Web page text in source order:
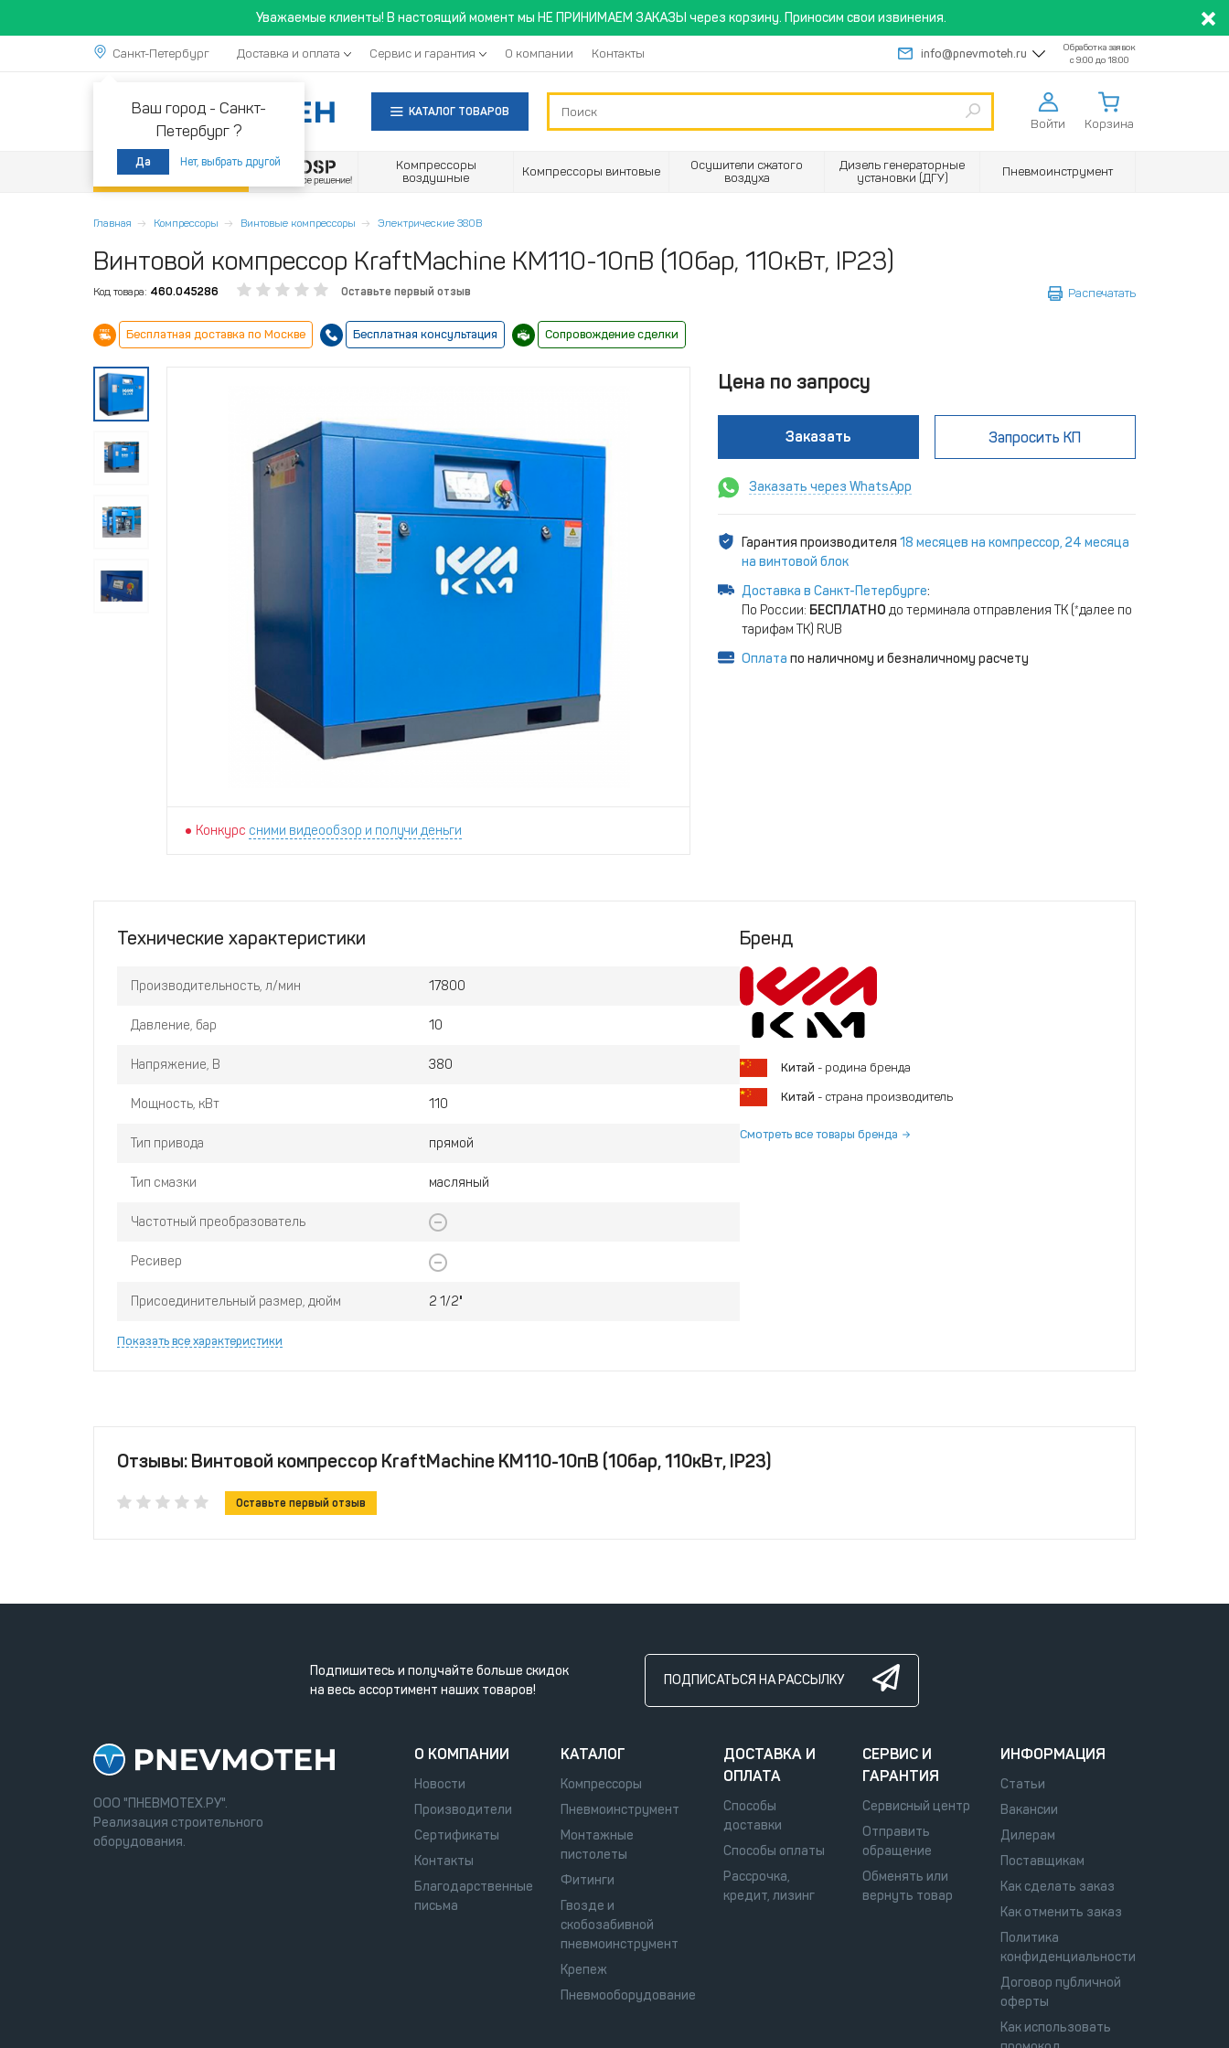
Уважаемые клиенты! В настоящий момент мы НЕ ПРИНИМАЕМ ЗАКАЗЫ через корзину. Приносим свои извинения.
Санкт-Петербург
Ваш город - Санкт-
Петербург ?
Да Нет, выбрать другой
Доставка и оплата Сервис и гарантия О компании Контакты info@pnevmoteh.ru
Обработка заявок
с 9:00 до 18:00
КАТАЛОГ ТОВАРОВ
Войти Корзина
Акции
Компрессоры
воздушные
Компрессоры винтовые
Осушители сжатого
воздуха
Дизель генераторные
установки (ДГУ)
Пневмоинструмент
Главная Компрессоры Винтовые компрессоры Электрические 380В
Винтовой компрессор KraftMachine KM110-10пВ (10бар, 110кВт, IP23)
Код товара: 460.045286 Оставьте первый отзыв Распечатать
Бесплатная доставка по Москве Бесплатная консультация Сопровождение сделки
Конкурс сними видеообзор и получи деньги
Цена по запросу
Заказать Запросить КП
Заказать через WhatsApp
Гарантия производителя 18 месяцев на компрессор, 24 месяца
на винтовой блок
Доставка в Санкт-Петербурге:
По России: БЕСПЛАТНО до терминала отправления ТК (*далее по
тарифам ТК) RUB
Оплата по наличному и безналичному расчету
Технические характеристики
Производительность, л/мин 17800
Давление, бар 10
Напряжение, В 380
Мощность, кВт 110
Тип привода прямой
Тип смазки масляный
Частотный преобразователь
Ресивер
Присоединительный размер, дюйм 2 1/2"
Показать все характеристики
Бренд
Китай - родина бренда
Китай - страна производитель
Смотреть все товары бренда
Отзывы: Винтовой компрессор KraftMachine KM110-10пВ (10бар, 110кВт, IP23)
Оставьте первый отзыв
Подпишитесь и получайте больше скидок
на весь ассортимент наших товаров!
ПОДПИСАТЬСЯ НА РАССЫЛКУ
ООО "ПНЕВМОТЕХ.РУ".
Реализация строительного
оборудования.
О КОМПАНИИ
Новости
Производители
Сертификаты
Контакты
Благодарственные
письма
КАТАЛОГ
Компрессоры
Пневмоинструмент
Монтажные
пистолеты
Фитинги
Гвозде и
скобозабивной
пневмоинструмент
Крепеж
Пневмооборудование
ДОСТАВКА И
ОПЛАТА
Способы
доставки
Способы оплаты
Рассрочка,
кредит, лизинг
СЕРВИС И
ГАРАНТИЯ
Сервисный центр
Отправить
обращение
Обменять или
вернуть товар
ИНФОРМАЦИЯ
Статьи
Вакансии
Дилерам
Поставщикам
Как сделать заказ
Как отменить заказ
Политика
конфиденциальности
Договор публичной
оферты
Как использовать